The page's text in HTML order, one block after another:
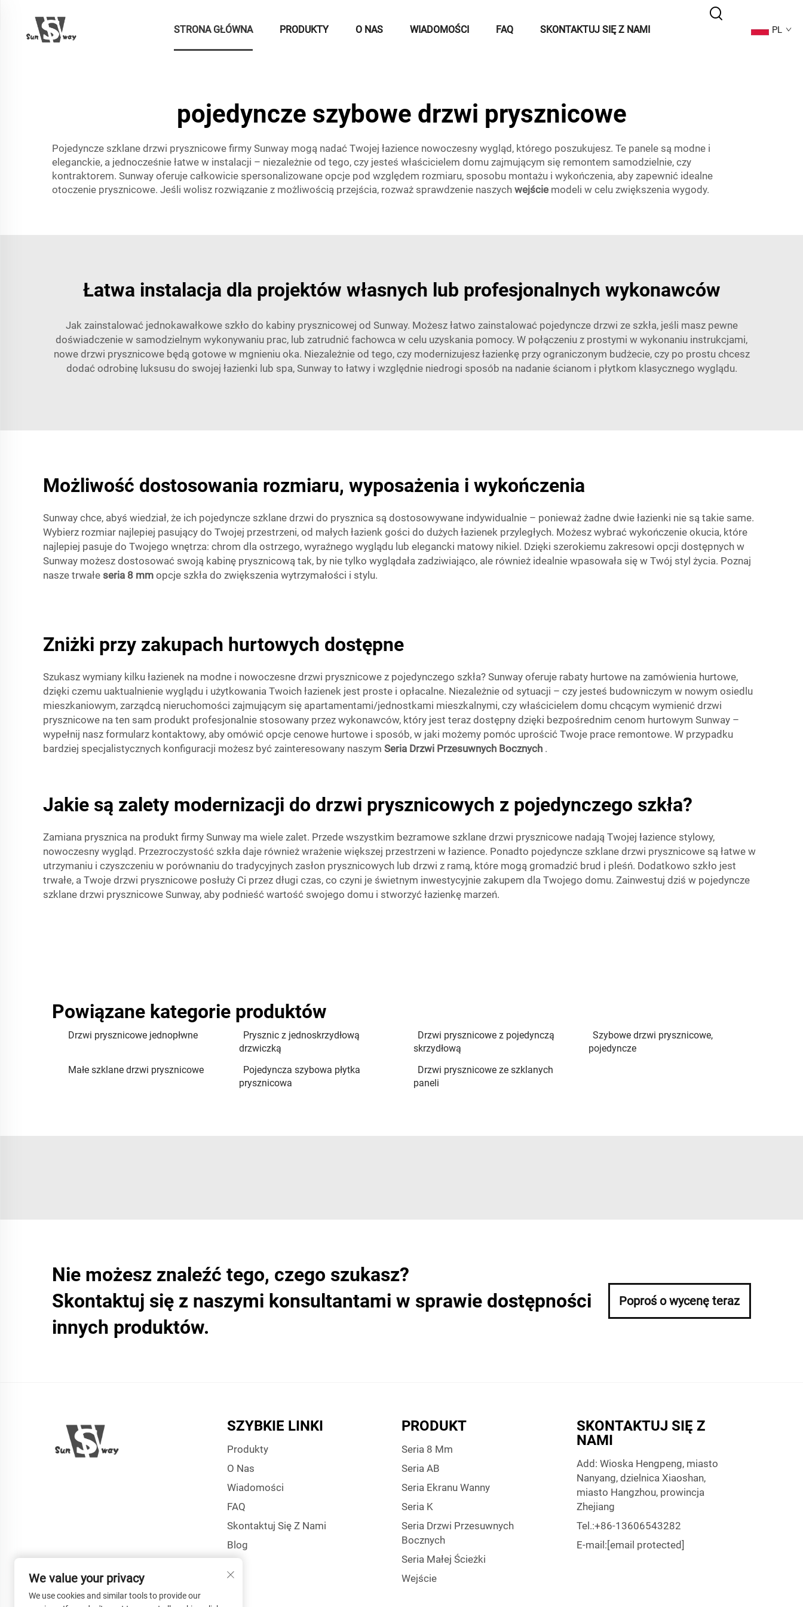
STRONA GŁÓWNA PRODUKTY O NAS WIADOMOŚCI FAQ SKONTAKTUJ SIĘ Z NAMI PL
pojedyncze szybowe drzwi prysznicowe
Pojedyncze szklane drzwi prysznicowe firmy Sunway mogą nadać Twojej łazience nowoczesny wygląd, którego poszukujesz. Te panele są modne i
eleganckie, a jednocześnie łatwe w instalacji – niezależnie od tego, czy jesteś właścicielem domu zajmującym się remontem samodzielnie, czy
kontraktorem. Sunway oferuje całkowicie spersonalizowane opcje pod względem rozmiaru, sposobu montażu i wykończenia, aby zapewnić idealne
otoczenie prysznicowe. Jeśli wolisz rozwiązanie z możliwością przejścia, rozważ sprawdzenie naszych wejście modeli w celu zwiększenia wygody.
Łatwa instalacja dla projektów własnych lub profesjonalnych wykonawców
Jak zainstalować jednokawałkowe szkło do kabiny prysznicowej od Sunway. Możesz łatwo zainstalować pojedyncze drzwi ze szkła, jeśli masz pewne
doświadczenie w samodzielnym wykonywaniu prac, lub zatrudnić fachowca w celu uzyskania pomocy. W połączeniu z prostymi w wykonaniu instrukcjami,
nowe drzwi prysznicowe będą gotowe w mgnieniu oka. Niezależnie od tego, czy modernizujesz łazienkę przy ograniczonym budżecie, czy po prostu chcesz
dodać odrobinę luksusu do swojej łazienki lub spa, Sunway to łatwy i względnie niedrogi sposób na nadanie ścianom i płytkom klasycznego wyglądu.
Możliwość dostosowania rozmiaru, wyposażenia i wykończenia
Sunway chce, abyś wiedział, że ich pojedyncze szklane drzwi do prysznica są dostosowywane indywidualnie – ponieważ żadne dwie łazienki nie są takie same.
Wybierz rozmiar najlepiej pasujący do Twojej przestrzeni, od małych łazienk gości do dużych łazienek przyległych. Możesz wybrać wykończenie okucia, które
najlepiej pasuje do Twojego wnętrza: chrom dla ostrzego, wyraźnego wyglądu lub elegancki matowy nikiel. Dzięki szerokiemu zakresowi opcji dostępnych w
Sunway możesz dostosować swoją kabinę prysznicową tak, by nie tylko wyglądała zadziwiająco, ale również idealnie wpasowała się w Twój styl życia. Poznaj
nasze trwałe seria 8 mm opcje szkła do zwiększenia wytrzymałości i stylu.
Zniżki przy zakupach hurtowych dostępne
Szukasz wymiany kilku łazienek na modne i nowoczesne drzwi prysznicowe z pojedynczego szkła? Sunway oferuje rabaty hurtowe na zamówienia hurtowe,
dzięki czemu uaktualnienie wyglądu i użytkowania Twoich łazienek jest proste i opłacalne. Niezależnie od sytuacji – czy jesteś budowniczym w nowym osiedlu
mieszkaniowym, zarządcą nieruchomości zajmującym się apartamentami/jednostkami mieszkalnymi, czy właścicielem domu chcącym wymienić drzwi
prysznicowe na ten sam produkt profesjonalnie stosowany przez wykonawców, który jest teraz dostępny dzięki bezpośrednim cenom hurtowym Sunway –
wypełnij nasz formularz kontaktowy, aby omówić opcje cenowe hurtowe i sposób, w jaki możemy pomóc uprościć Twoje prace remontowe. W przypadku
bardziej specjalistycznych konfiguracji możesz być zainteresowany naszym Seria Drzwi Przesuwnych Bocznych .
Jakie są zalety modernizacji do drzwi prysznicowych z pojedynczego szkła?
Zamiana prysznica na produkt firmy Sunway ma wiele zalet. Przede wszystkim bezramowe szklane drzwi prysznicowe nadają Twojej łazience stylowy,
nowoczesny wygląd. Przezroczystość szkła daje również wrażenie większej przestrzeni w łazience. Ponadto pojedyncze szklane drzwi prysznicowe są łatwe w
utrzymaniu i czyszczeniu w porównaniu do tradycyjnych zasłon prysznicowych lub drzwi z ramą, które mogą gromadzić brud i pleśń. Dodatkowo szkło jest
trwałe, a Twoje drzwi prysznicowe posłuży Ci przez długi czas, co czyni je świetnym inwestycyjnie zakupem dla Twojego domu. Zainwestuj dziś w pojedyncze
szklane drzwi prysznicowe Sunway, aby podnieść wartość swojego domu i stworzyć łazienkę marzeń.
Powiązane kategorie produktów
Drzwi prysznicowe jednopłwne
Prysznic z jednoskrzydłową
drzwiczką
Drzwi prysznicowe z pojedynczą
skrzydłową
Szybowe drzwi prysznicowe,
pojedyncze
Małe szklane drzwi prysznicowe
Pojedyncza szybowa płytka
prysznicowa
Drzwi prysznicowe ze szklanych
paneli
Nie możesz znaleźć tego, czego szukasz?
Skontaktuj się z naszymi konsultantami w sprawie dostępności
innych produktów.
Poproś o wycenę teraz
SZYBKIE LINKI
Produkty
O Nas
Wiadomości
FAQ
Skontaktuj Się Z Nami
Blog
PRODUKT
Seria 8 Mm
Seria AB
Seria Ekranu Wanny
Seria K
Seria Drzwi Przesuwnych
Bocznych
Seria Małej Ścieżki
Wejście
SKONTAKTUJ SIĘ Z
NAMI
Add: Wioska Hengpeng, miasto
Nanyang, dzielnica Xiaoshan,
miasto Hangzhou, prowincja
Zhejiang
Tel.:+86-13606543282
E-mail: [email protected]
We value your privacy
We use cookies and similar tools to provide our